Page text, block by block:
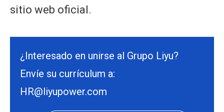
sitio web oficial.
¿Interesado en unirse al Grupo Liyu?
Envíe su currículum a:
HR@liyupower.com